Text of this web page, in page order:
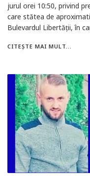
jurul orei 10:50, privind
care stătea de
Bulevardul Libertății, în
CITEȘTE MAI MULT...